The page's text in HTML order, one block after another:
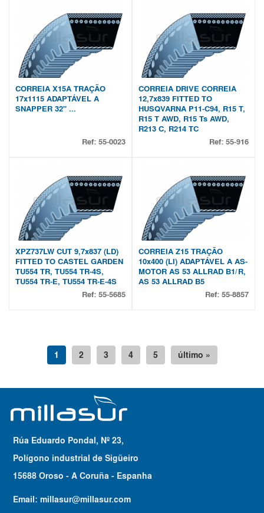
CORREIA X15A TRAÇÃO
17x1115 ADAPTÁVEL A
SNAPPER 32" ...
Ref: 55-0023
CORREIA DRIVE CORREIA
12,7x839 FITTED TO
HUSQVARNA P11-C94, R15 T,
R15 T AWD, R15 Ts AWD,
R213 C, R214 TC
Ref: 55-916
XPZ737LW CUT 9,7x837 (LD)
FITTED TO CASTEL GARDEN
TU554 TR, TU554 TR-4S,
TU554 TR-E, TU554 TR-E-4S
Ref: 55-5685
CORREIA Z15 TRAÇÃO
10x400 (LI) ADAPTÁVEL A AS-
MOTOR AS 53 ALLRAD B1/R,
AS 53 ALLRAD B5
Ref: 55-8857
1 2 3 4 5 último »
Rúa Eduardo Pondal, Nº 23,
Polígono industrial de Sigüeiro
15688 Oroso - A Coruña - Espanha
Email:millasur@millasur.com